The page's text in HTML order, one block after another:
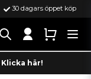
30 dagars öppet köp
här!